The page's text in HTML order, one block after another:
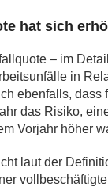
hat sich
– im
in
ebenfalls, dass
das Risiko,
Vorjahr höher
laut der